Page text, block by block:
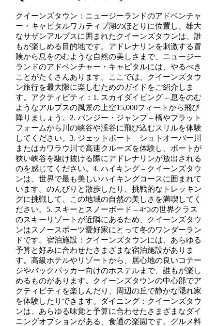
クイーンズタウン：ニュージーランドのアドベンチャ
ー・キャピタルワカティプ湖のほとりに位置し、雄大
なサザンアルプスに囲まれたクイーンズタウンは、誰
もが楽しめる目的地です。アドレナリンを刺激する冒
険から息をのむような自然の美しさまで、ニュージー
ランドのアドベンチャー・キャピタルには、やるべき
ことがたくさんあります。ここでは、クイーンズタウ
ン旅行を最大限に楽しむためのガイドをご紹介しま
す。アクティビティ：1. スカイダイビング – 息をのむ
ようなアルプスの風景の上空15,000フィートから飛び
降りましょう。2. バンジー・ジャンプ – 橋やプラット
フォームから川の峡谷や渓谷に飛び込むスリルを体験
してください。3. ジェットボート – ショトオーバー川
またはカワラウ川で高速クルーズを体験し、ボートが
狭い峡谷を駆け抜ける際にアドレナリンが放出される
のを感じてください。4. ハイキング – クイーンズタウ
ンは、世界で最も美しいハイキングコースに囲まれて
います。のんびりと散歩したり、挑戦的なトレッキン
グに挑戦して、この地域の自然の美しさを満喫してく
ださい。5. スキーとスノーボード – 4つの世界クラス
のスキーリゾートが近隣にあるため、クイーンズタウ
ンはスノースポーツ愛好家にとって冬のワンダーラン
ドです。宿泊施設：クイーンズタウンには、あらゆる
予算と好みに合わせたさまざまな宿泊施設がありま
す。高級ホテルやリゾートから、居心地の良いコテー
ジやバックパッカー向けのホステルまで、誰もが楽し
めるものがあります。クイーンズタウンの中心部でア
クティビティを楽しんだり、周辺の丘で静かな隠れ家
を体験したりできます。ダイニング：クイーンズタウ
ンは、あらゆる味覚と予算に合わせたさまざまなダイ
ニングオプションがある、食通の楽園です。グルメ料